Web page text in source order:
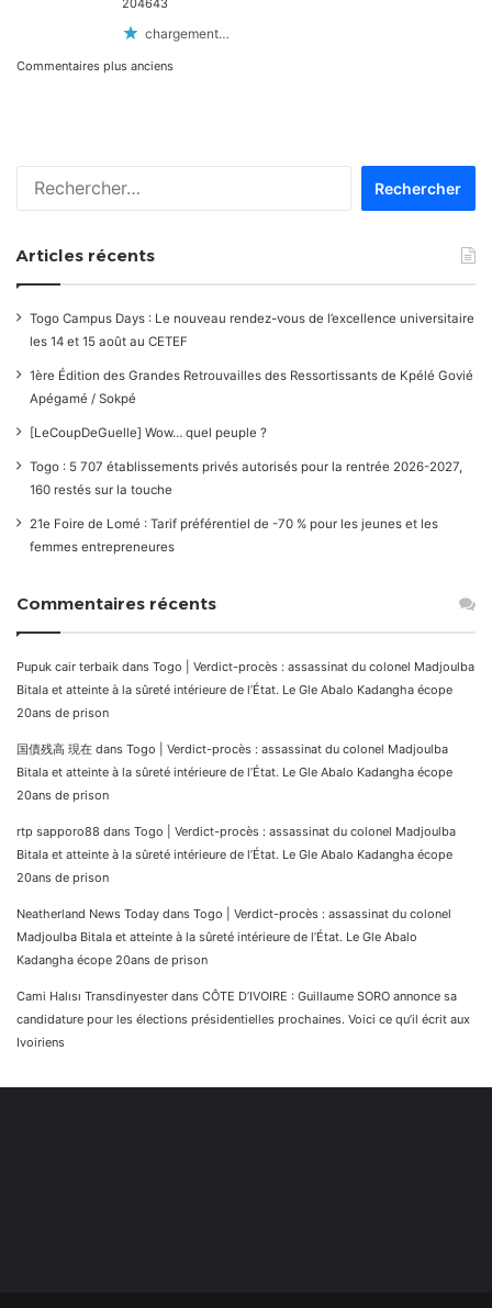
chargement…
Navigation
commentaires
Commentaires plus anciens
Articles récents
Togo Campus Days : Le nouveau rendez-vous de l’excellence universitaire
les 14 et 15 août au CETEF
1ère Édition des Grandes Retrouvailles des Ressortissants de Kpélé Govié
Apégamé / Sokpé
[LeCoupDeGuelle] Wow… quel peuple ?
Togo : 5 707 établissements privés autorisés pour la rentrée 2026-2027,
160 restés sur la touche
21e Foire de Lomé : Tarif préférentiel de -70 % pour les jeunes et les
femmes entrepreneures
Commentaires récents
Pupuk cair terbaik dans Togo | Verdict-procès : assassinat du colonel Madjoulba
Bitala et atteinte à la sûreté intérieure de l’État. Le Gle Abalo Kadangha écope
20ans de prison
国債残高 現在 dans Togo | Verdict-procès : assassinat du colonel Madjoulba
Bitala et atteinte à la sûreté intérieure de l’État. Le Gle Abalo Kadangha écope
20ans de prison
rtp sapporo88 dans Togo | Verdict-procès : assassinat du colonel Madjoulba
Bitala et atteinte à la sûreté intérieure de l’État. Le Gle Abalo Kadangha écope
20ans de prison
Neatherland News Today dans Togo | Verdict-procès : assassinat du colonel
Madjoulba Bitala et atteinte à la sûreté intérieure de l’État. Le Gle Abalo
Kadangha écope 20ans de prison
Cami Halısı Transdinyester dans CÔTE D’IVOIRE : Guillaume SORO annonce sa
candidature pour les élections présidentielles prochaines. Voici ce qu’il écrit aux
Ivoiriens